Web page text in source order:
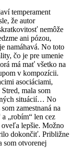
temperament
že autor
nemôže
ani pózou,
namáhavá. No toto
čo je pre umenie
má mať všetko na
v kompozícii.
asociáciami,
mala som
situácií… No
zamestnaná na
„robím“ len cez
lepšie. Možno
dokončiť. Približne
som otvorenej